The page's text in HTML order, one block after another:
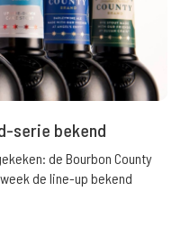
serie bekend
de Bourbon County
de line-up bekend